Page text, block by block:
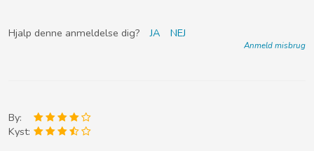
Hjalp denne anmeldelse dig? JA NEJ
Anmeld misbrug
By:
Kyst: